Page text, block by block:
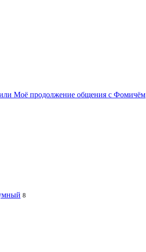
или Моё продолжение общения с Фомичём
8